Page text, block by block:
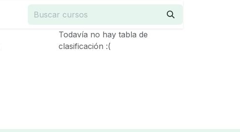
Todavía no hay tabla de
clasificación :(